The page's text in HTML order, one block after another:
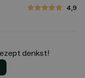
4,9
4,9 von 5 Sternen
denkst!